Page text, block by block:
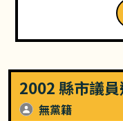
2002 縣市議
無黨籍